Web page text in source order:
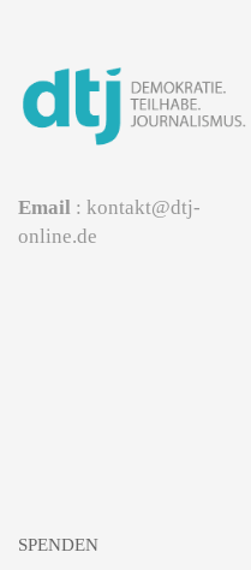
Email : kontakt@dtj-
online.de
SPENDEN